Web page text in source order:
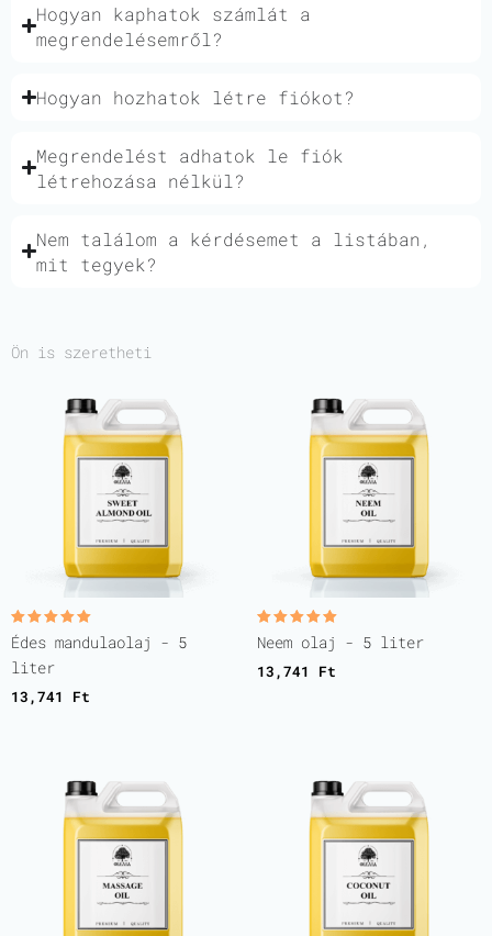
Hogyan kaphatok számlát a
megrendelésemről?
Hogyan hozhatok létre fiókot?
Megrendelést adhatok le fiók
létrehozása nélkül?
Nem találom a kérdésemet a listában,
mit tegyek?
Ön is szeretheti
Értékelés:
5.00
/ 5
Édes mandulaolaj - 5
liter
13,741 Ft
Értékelés:
5.00
Neem olaj - 5 liter
13,741 Ft